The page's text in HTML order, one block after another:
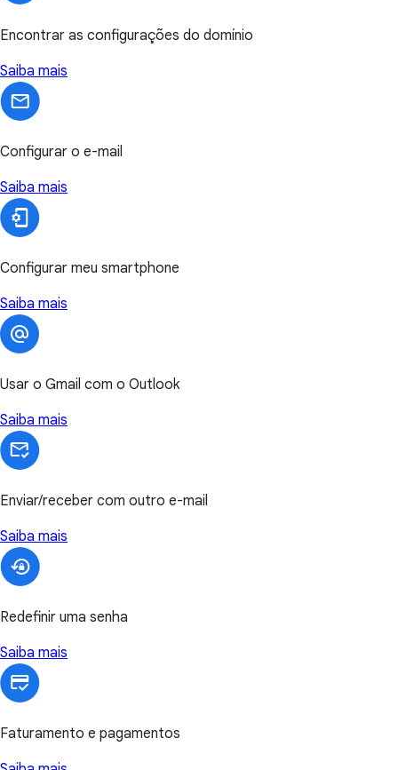
Encontrar as configurações do domínio
Saiba mais
Configurar o e-mail
Saiba mais
Configurar meu smartphone
Saiba mais
Usar o Gmail com o Outlook
Saiba mais
Enviar/receber com outro e-mail
Saiba mais
Redefinir uma senha
Saiba mais
Faturamento e pagamentos